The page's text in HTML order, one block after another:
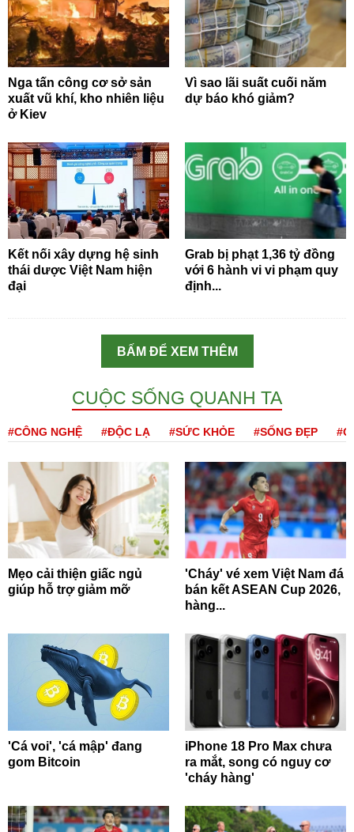
Nga tấn công cơ sở sản
xuất vũ khí, kho nhiên liệu
ở Kiev
Vì sao lãi suất cuối năm
dự báo khó giảm?
Kết nối xây dựng hệ sinh
thái dược Việt Nam hiện
đại
Grab bị phạt 1,36 tỷ đồng
với 6 hành vi vi phạm quy
định...
BẤM ĐỂ XEM THÊM
CUỘC SỐNG QUANH TA
#CÔNG NGHỆ #ĐỘC LẠ #SỨC KHỎE #SỐNG ĐẸP
Mẹo cải thiện giấc ngủ
giúp hỗ trợ giảm mỡ
'Cháy' vé xem Việt Nam đá
bán kết ASEAN Cup 2026,
hàng...
'Cá voi', 'cá mập' đang
gom Bitcoin
iPhone 18 Pro Max chưa
ra mắt, song có nguy cơ
'cháy hàng'